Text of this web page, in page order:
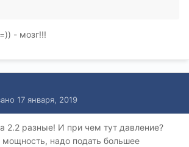
- мозг!!!
17 января, 2019
2.2 разные! И при чем тут давление?
мощность, надо подать большее